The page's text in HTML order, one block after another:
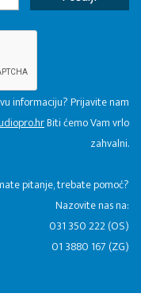
informaciju? Prijavite nam
Biti ćemo Vam vrlo
zahvalni.
pitanje, trebate pomoć?
Nazovite nas na:
031 350 222 (OS)
01 3880 167 (ZG)